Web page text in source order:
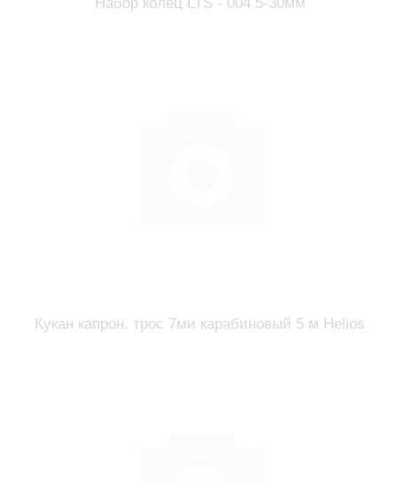
Кукан капрон. трос 7ми карабиновый 5 м Helios